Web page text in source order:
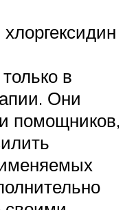
в
Они
помощников,